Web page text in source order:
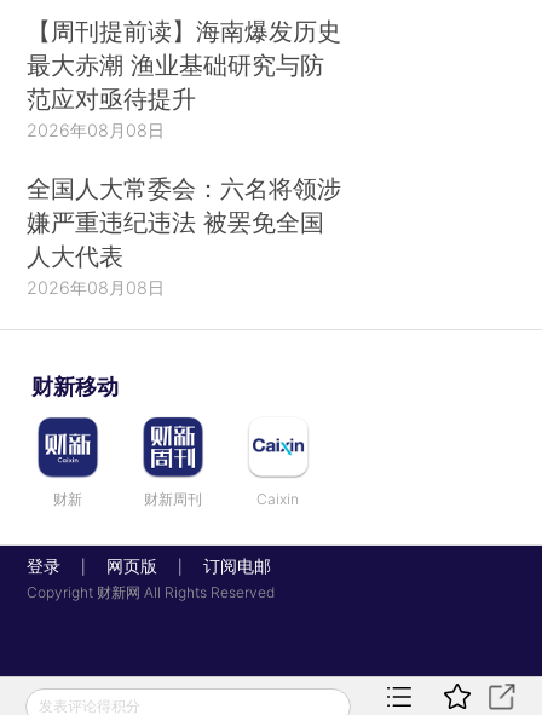
发展"枫桥经验"，指导、支持人民调解，将大量矛
盾纠纷化解在基层和诉前，促进社会和谐。
二、依法审理经济领域各类案件，促进经济持续
加强商事审判工作。依法平等保护各类市场主体
的合法权益，为加快转变经济发展方式、实现经济
稳中求进提供司法保障，各级法院审结一审商事案
破产案件1998件。发布保险法司法解释和出口信用
保险司法解释，各级法院审结保险、证券、票据等
金融纠纷案件71.4万件。加强对经济社会发展新情
况新问题的司法应对，认真研究服务实体经济、民
极防范和化解风险。
依法制裁不正当竞争和垄断行为，维护公平竞争的
【周刊提前读】海南爆发历史
最大赤潮 渔业基础研究与防
范应对亟待提升
2026年08月08日
全国人大常委会：六名将领涉
嫌严重违纪违法 被罢免全国
人大代表
2026年08月08日
财新移动
财新 财新周刊 Caixin
登录 网页版 订阅电邮
Copyright 财新网 All Rights Reserved
发表评论得积分